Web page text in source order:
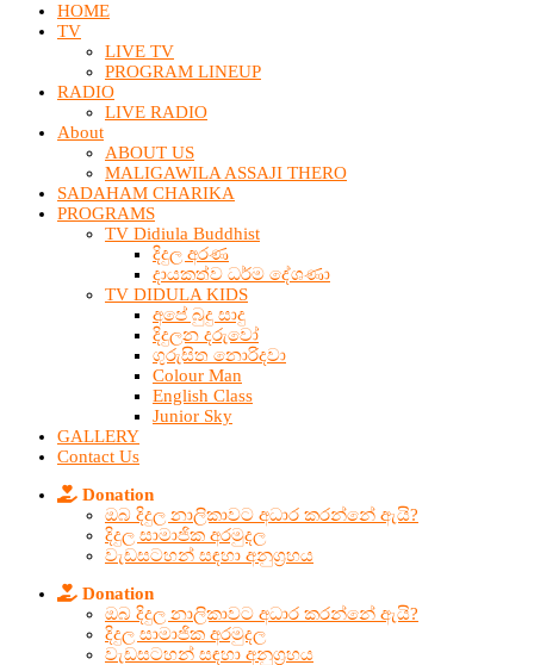
HOME
TV
LIVE TV
PROGRAM LINEUP
RADIO
LIVE RADIO
About
ABOUT US
MALIGAWILA ASSAJI THERO
SADAHAM CHARIKA
PROGRAMS
TV Didiula Buddhist
දිදුල අරණ
දායකත්ව ධර්ම දේශණා
TV DIDULA KIDS
අපේ බුදු සාදු
දිදුලන දරුවෝ
ගුරුසිත නොරිදවා
Colour Man
English Class
Junior Sky
GALLERY
Contact Us
Donation
ඔබ දිදුල නාලිකාවට අධාර කරන්නේ ඇයි?
දිදුල සාමාජික අරමුදල
වැඩසටහන් සඳහා අනුග්‍රහය
Donation
ඔබ දිදුල නාලිකාවට අධාර කරන්නේ ඇයි?
දිදුල සාමාජික අරමුදල
වැඩසටහන් සඳහා අනුග්‍රහය